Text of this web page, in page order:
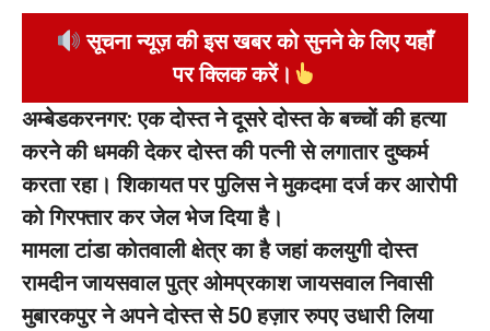
सूचना न्यूज़ की इस खबर को सुनने के लिए यहाँ
पर क्लिक करें।
अम्बेडकरनगर: एक दोस्त ने दूसरे दोस्त के बच्चों की हत्या
करने की धमकी देकर दोस्त की पत्नी से लगातार दुष्कर्म
करता रहा। शिकायत पर पुलिस ने मुकदमा दर्ज कर आरोपी
को गिरफ्तार कर जेल भेज दिया है।
मामला टांडा कोतवाली क्षेत्र का है जहां कलयुगी दोस्त
रामदीन जायसवाल पुत्र ओमप्रकाश जायसवाल निवासी
मुबारकपुर ने अपने दोस्त से 50 हज़ार रुपए उधारी लिया